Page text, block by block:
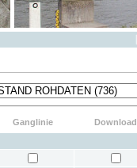
Ganglinie
Download